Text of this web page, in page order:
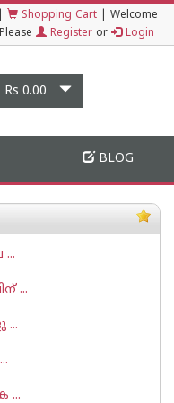
Shopping Cart
Welcome
Register or Login
Rs 0.00
BLOG
...
...